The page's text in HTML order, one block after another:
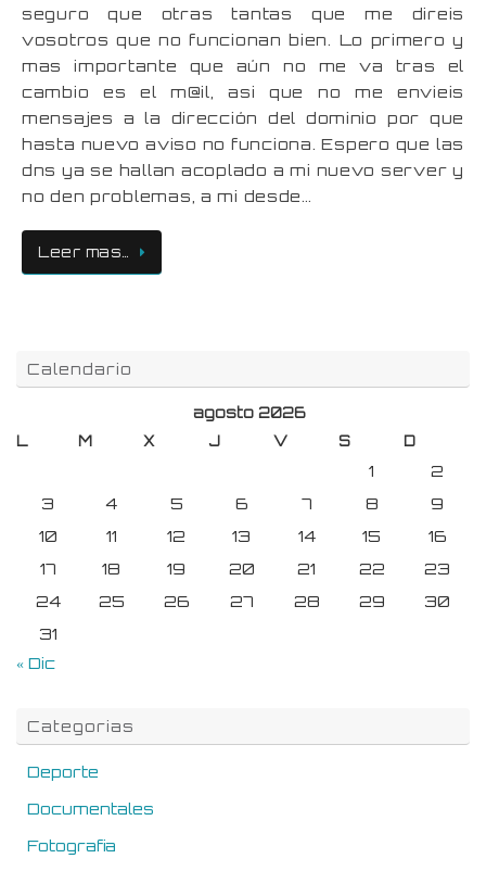
seguro que otras tantas que me direis
vosotros que no funcionan bien. Lo primero y
mas importante que aún no me va tras el
cambio es el m@il, asi que no me envieis
mensajes a la dirección del dominio por que
hasta nuevo aviso no funciona. Espero que las
dns ya se hallan acoplado a mi nuevo server y
no den problemas, a mi desde…
Leer mas…
Calendario
agosto 2026
L
M X J V S D
1
2
3
4 5 6 7 8
9
10
11 12 13 14 15
16
17
18 19 20 21 22
23
24
25 26 27 28 29
30
31
« Dic
Categorias
Deporte
Documentales
Fotografia